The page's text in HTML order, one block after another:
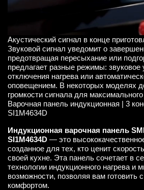
Акустический сигнал в конце
Звуковой сигнал уведомит о
предотвращая пересыхание или
предлагает разные режимы: звуковое
отключения нагрева или
оповещением. В некоторых моделях
громкости сигнала для
Варочная панель индукционная | 3
SI1M4634D
Индукционная варочная панель
SI1M4634D — это
созданное для тех, кто ценит
своей кухне. Эта панель сочетает в
технологии индукционного нагрева и
возможности, позволяя вам готовить
комфортом.